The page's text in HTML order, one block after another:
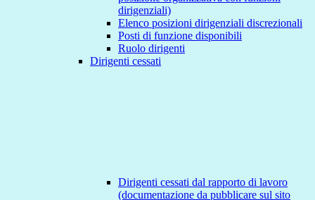
dirigenziali)
Elenco posizioni dirigenziali discrezionali
Posti di funzione disponibili
Ruolo dirigenti
Dirigenti cessati
Dirigenti cessati dal rapporto di lavoro
(documentazione da pubblicare sul sito